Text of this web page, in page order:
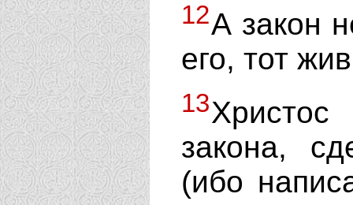
12А закон
его, тот
13
закона,
(ибо